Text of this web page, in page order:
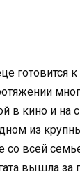
готовится
в кино и на
из
со всей
вышла за